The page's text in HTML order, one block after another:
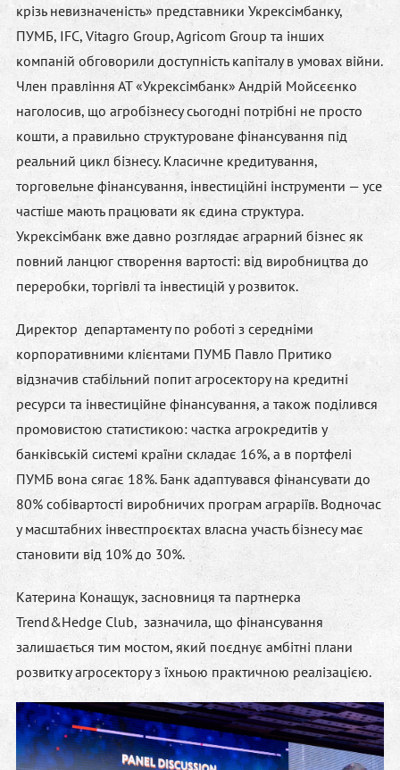
крізь невизначеність» представники Укрексімбанку,
ПУМБ, IFC, Vitagro Group, Agricom Group та інших
компаній обговорили доступність капіталу в умовах війни.
Член правління АТ «Укрексімбанк» Андрій Мойсєєнко
наголосив, що агробізнесу сьогодні потрібні не просто
кошти, а правильно структуроване фінансування під
реальний цикл бізнесу. Класичне кредитування,
торговельне фінансування, інвестиційні інструменти — усе
частіше мають працювати як єдина структура.
Укрексімбанк вже давно розглядає аграрний бізнес як
повний ланцюг створення вартості: від виробництва до
переробки, торгівлі та інвестицій у розвиток.
Директор департаменту по роботі з середніми
корпоративними клієнтами ПУМБ Павло Притико
відзначив стабільний попит агросектору на кредитні
ресурси та інвестиційне фінансування, а також поділився
промовистою статистикою: частка агрокредитів у
банківській системі країни складає 16%, а в портфелі
ПУМБ вона сягає 18%. Банк адаптувався фінансувати до
80% собівартості виробничих програм аграріїв. Водночас
у масштабних інвестпроєктах власна участь бізнесу має
становити від 10% до 30%.
Катерина Конащук, засновниця та партнерка
Trend&Hedge Club, зазначила, що фінансування
залишається тим мостом, який поєднує амбітні плани
розвитку агросектору з їхньою практичною реалізацією.